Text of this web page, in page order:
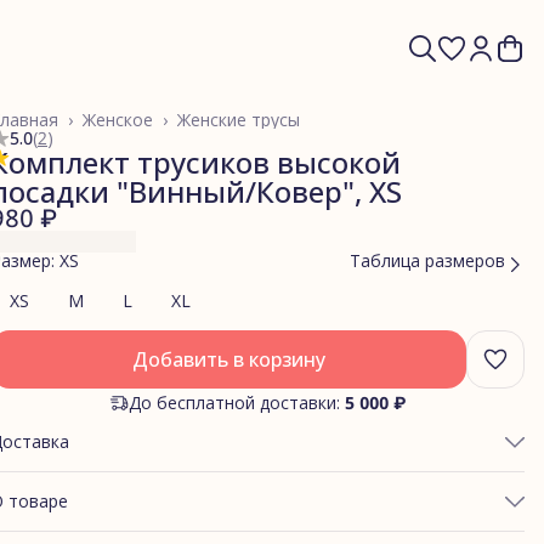
Женские трусы
Женское ›
›
5.0(2)
трусиков высокой
"Винный/Ковер", XS
₽
XS
Таблица размеров
XS
M L XL
Добавить в корзину
До бесплатной доставки: 5 000 ₽
товаре